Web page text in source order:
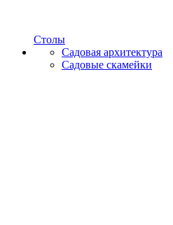
Столы
Садовая архитектура
Садовые скамейки